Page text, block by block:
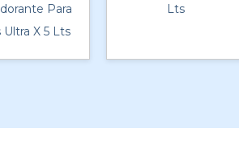
Para
Ultra X 5 Lts
Lts